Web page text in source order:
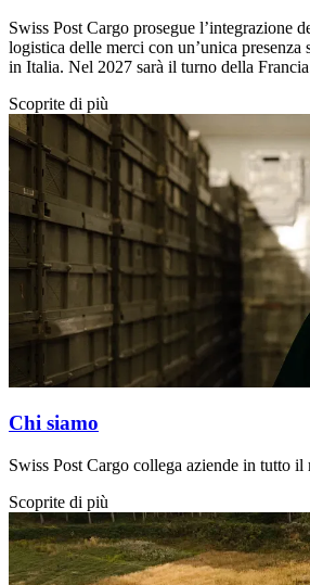
Swiss Post Cargo prosegue l’integrazione
logistica delle merci con un’unica presenza
in Italia. Nel 2027 sarà il turno della
Scoprite di più
Chi siamo
Swiss Post Cargo collega aziende in tutto il
Scoprite di più